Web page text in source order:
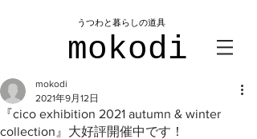
mokodi
​うつわと暮らしの道具
『cico exhibition 2021 autumn & winter
collection』大好評開催中です！
mokodi
2021年9月12日